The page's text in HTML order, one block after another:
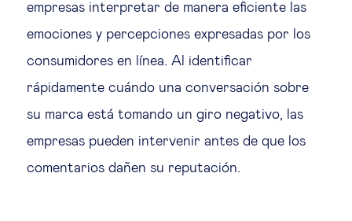
empresas interpretar de manera eficiente las
emociones y percepciones expresadas por los
consumidores en línea. Al identificar
rápidamente cuándo una conversación sobre
su marca está tomando un giro negativo, las
empresas pueden intervenir antes de que los
comentarios dañen su reputación.